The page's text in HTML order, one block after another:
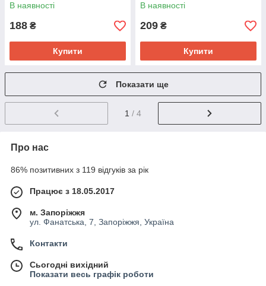
В наявності
188 ₴
Купити
В наявності
209 ₴
Купити
Показати ще
1 / 4
Про нас
86% позитивних з 119 відгуків за рік
Працює з 18.05.2017
м. Запоріжжя
ул. Фанатська, 7, Запоріжжя, Україна
Контакти
Сьогодні вихідний
Показати весь графік роботи